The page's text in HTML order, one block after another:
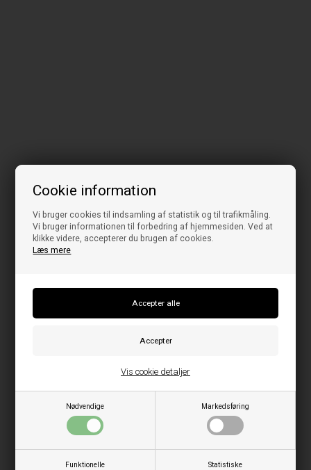
Cookie information
Vi bruger cookies til indsamling af statistik og til trafikmåling.
Vi bruger informationen til forbedring af hjemmesiden. Ved at
klikke videre, accepterer du brugen af cookies.
Læs mere
Nødvendige Markedsføring
Funktionelle Statistiske
Vis cookie detaljer